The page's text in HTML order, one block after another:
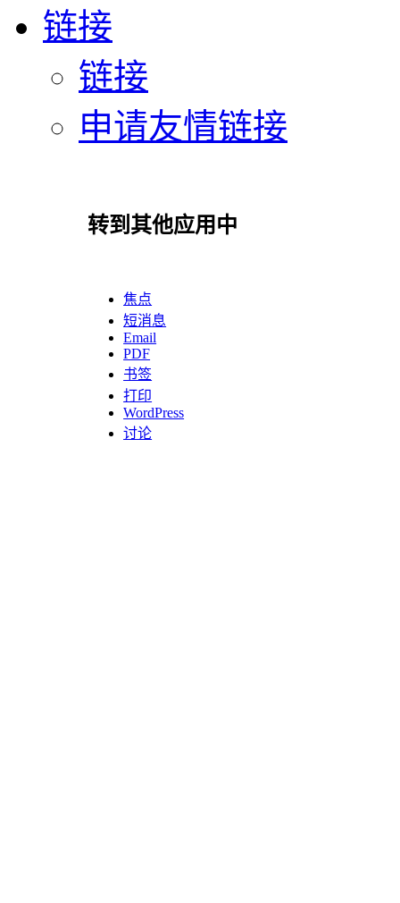
链接
链接
申请友情链接
转到其他应用中
焦点
短消息
Email
PDF
书签
打印
WordPress
讨论